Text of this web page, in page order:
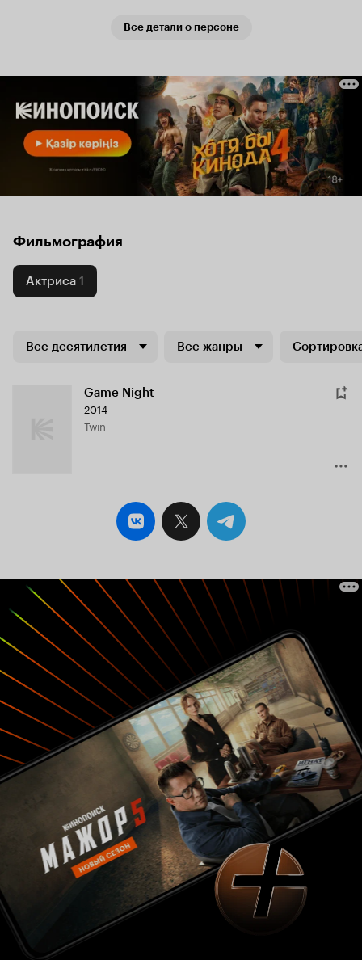
Все детали о персоне
Фильмография
Актриса 1
Все десятилетия Все жанры
Game Night
2014
Twin